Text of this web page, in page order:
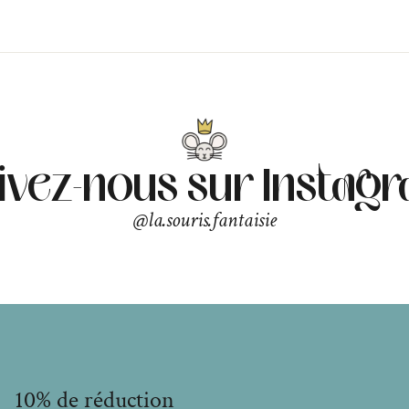
nous sur
@la.souris.fantaisie
10% de réduction